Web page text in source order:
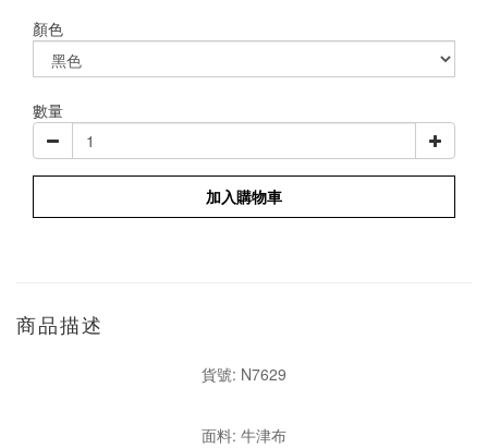
顏色
數量
加入購物車
商品描述
貨號: N7629
面料: 牛津布